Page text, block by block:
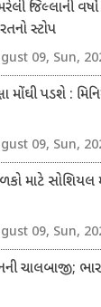
જિલ્લાની
સ્ટોપ
09, Sun,
મોંઘી પડશે :
09, Sun,
માટે સોશિયલ
09, Sun,
ચાલબાજી;